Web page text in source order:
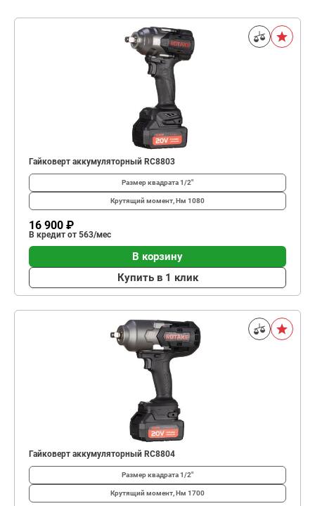
Гайковерт аккумуляторный RC8803
Размер квадрата1/2"
Крутящий момент, Нм 1080
16 900 ₽
В кредит от 563/мес
В корзину
Купить в 1 клик
Гайковерт аккумуляторный RC8804
Размер квадрата1/2"
Крутящий момент, Нм 1700